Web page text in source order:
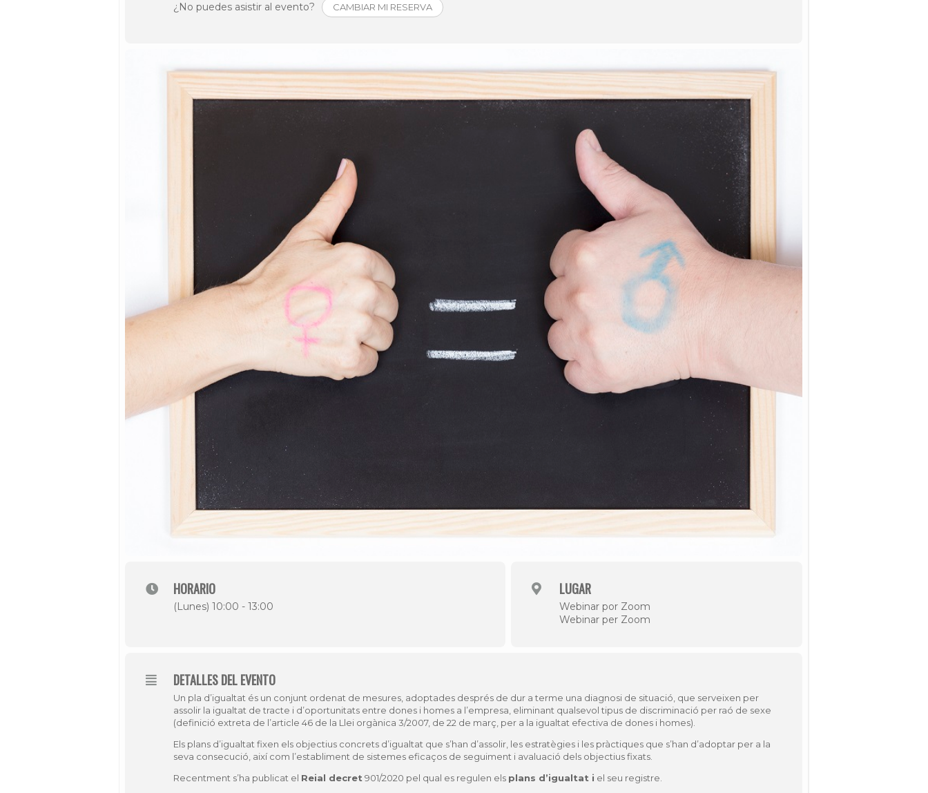
¿No puedes asistir al evento? CAMBIAR MI RESERVA
HORARIO
(Lunes) 10:00 - 13:00
LUGAR
Webinar por Zoom
Webinar per Zoom
DETALLES DEL EVENTO
Un pla d’igualtat és un conjunt ordenat de mesures, adoptades després de dur a terme una diagnosi de situació, que serveixen per
assolir la igualtat de tracte i d’oportunitats entre dones i homes a l’empresa, eliminant qualsevol tipus de discriminació per raó de sexe
(definició extreta de l’article 46 de la Llei orgànica 3/2007, de 22 de març, per a la igualtat efectiva de dones i homes).
Els plans d’igualtat fixen els objectius concrets d’igualtat que s’han d’assolir, les estratègies i les pràctiques que s’han d’adoptar per a la
seva consecució, així com l’establiment de sistemes eficaços de seguiment i avaluació dels objectius fixats.
Recentment s’ha publicat el Reial decret 901/2020 pel qual es regulen els plans d’igualtat i el seu registre.